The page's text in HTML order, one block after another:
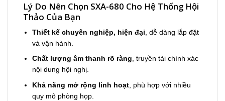
Lý Do Nên Chọn SXA-680 Cho Hệ Thống Hội
Thảo Của Bạn
Thiết kế chuyên nghiệp, hiện đại , dễ dàng lắp đặt
và vận hành.
Chất lượng âm thanh rõ ràng , truyền tải chính xác
nội dung hội nghị.
Khả năng mở rộng linh hoạt , phù hợp với nhiều
quy mô phòng họp.